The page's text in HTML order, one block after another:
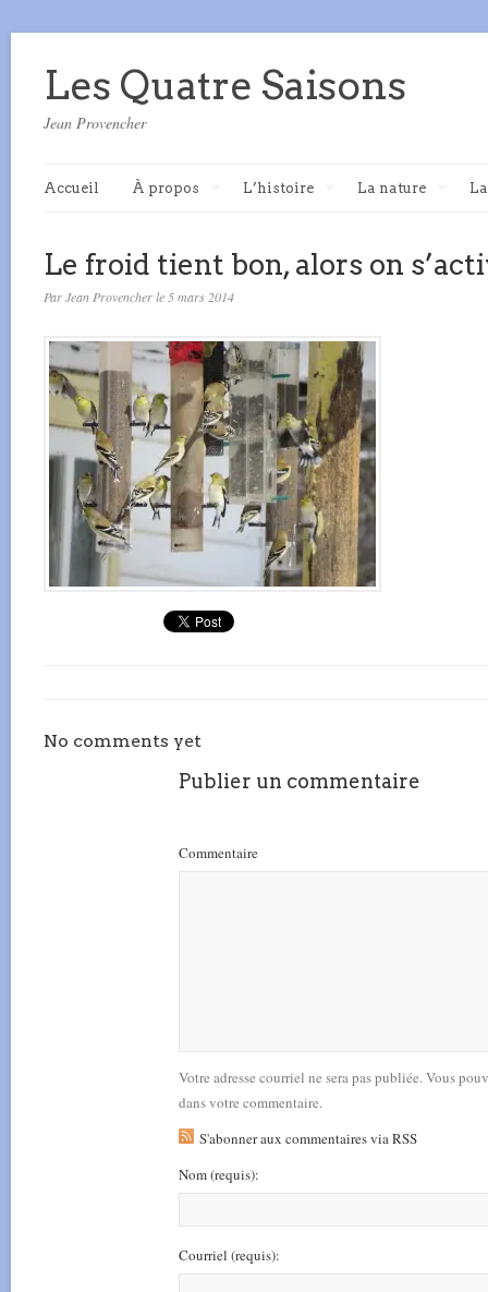
Les Quatre Saisons
Jean Provencher
Accueil À propos L’histoire La nature
Le froid tient bon, alors on
Par Jean Provencher le 5 mars 2014
No comments yet
Publier un commentaire
Commentaire
Votre adresse courriel ne sera pas publiée. Vous
dans votre commentaire.
S'abonner aux commentaires via RSS
Nom(requis):
Courriel (requis):